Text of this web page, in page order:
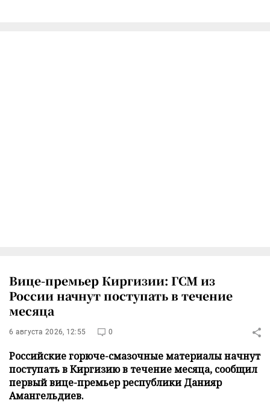
Вице-премьер Киргизии: ГСМ из
России начнут поступать в течение
месяца
6 августа 2026, 12:55 0
Российские горюче-смазочные материалы начнут
поступать в Киргизию в течение месяца, сообщил
первый вице-премьер республики Данияр
Амангельдиев.